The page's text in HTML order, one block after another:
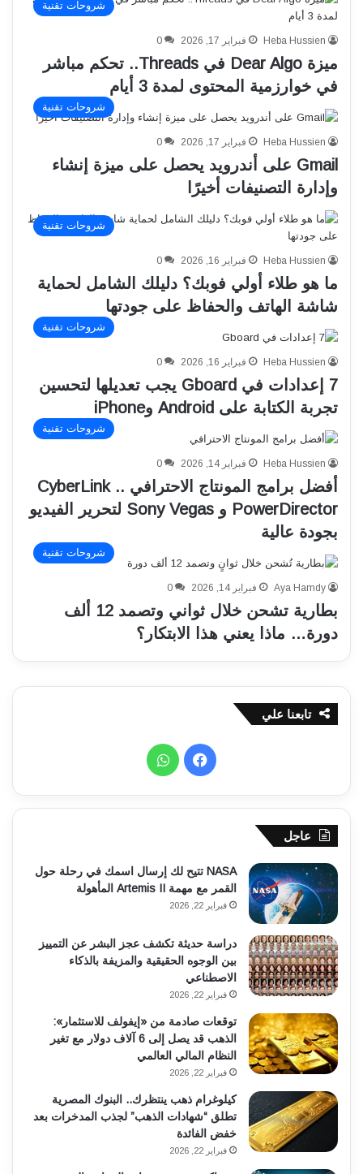
شروحات تقنية
Heba Hussien فبراير 17, 2026 0
ميزة Dear Algo في Threads.. تحكم مباشر
في خوارزمية المحتوى لمدة 3 أيام
شروحات تقنية
Heba Hussien فبراير 17, 2026 0
Gmail على أندرويد يحصل على ميزة إنشاء
وإدارة التصنيفات أخيرًا
شروحات تقنية
Heba Hussien فبراير 16, 2026 0
ما هو طلاء أولي فوبك؟ دليلك الشامل لحماية
شاشة الهاتف والحفاظ على جودتها
شروحات تقنية
Heba Hussien فبراير 16, 2026 0
7 إعدادات في Gboard يجب تعديلها لتحسين
تجربة الكتابة على Android وiPhone
شروحات تقنية
Heba Hussien فبراير 14, 2026 0
أفضل برامج المونتاج الاحترافي .. CyberLink
PowerDirector و Sony Vegas لتحرير الفيديو
بجودة عالية
شروحات تقنية
Aya Hamdy فبراير 14, 2026 0
بطارية تشحن خلال ثواني وتصمد 12 ألف
دورة… ماذا يعني هذا الابتكار؟
تابعنا علي
فيسبوكواتساب
عاجل
NASA تتيح لك إرسال اسمك في رحلة حول
القمر مع مهمة Artemis II المأهولة
فبراير 22, 2026
دراسة حديثة تكشف عجز البشر عن التمييز
بين الوجوه الحقيقية والمزيفة بالذكاء
الاصطناعي
فبراير 22, 2026
توقعات صادمة من «إيفولف للاستثمار»:
الذهب قد يصل إلى 6 آلاف دولار مع تغير
النظام المالي العالمي
فبراير 22, 2026
كيلوغرام ذهب ينتظرك.. البنوك المصرية
تطلق “شهادات الذهب” لجذب المدخرات بعد
خفض الفائدة
فبراير 22, 2026